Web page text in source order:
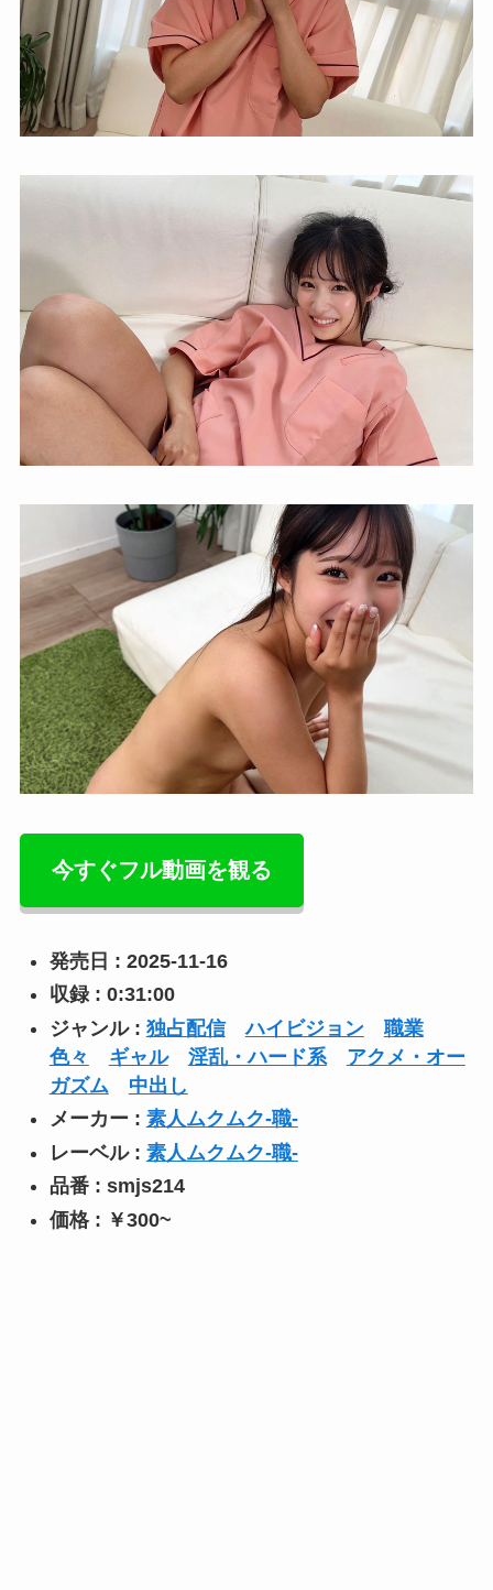
今すぐフル動画を観る
発売日 : 2025-11-16
収録 : 0:31:00
ジャンル : 独占配信 ハイビジョン
職業
色々
ギャル 淫乱・ハード系
アクメ・オー
ガズム
中出し
メーカー : 素人ムクムク-職-
レーベル : 素人ムクムク-職-
品番 : smjs214
価格 : ￥300~